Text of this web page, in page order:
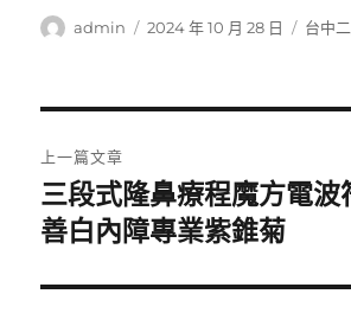
作
admin
發
2024 年 10 月 28 日
分
台中
章
導
覽
上一篇文章
上
一
文
三段式隆鼻療程魔方電波
善白內障專業紫錐菊